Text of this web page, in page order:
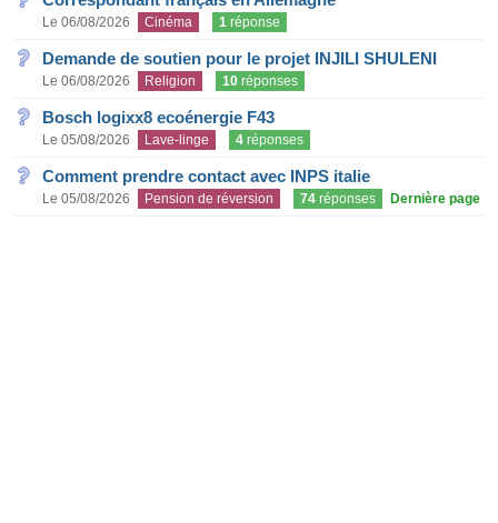
Le 06/08/2026 Cinéma 1 réponse
Demande de soutien pour le projet INJILI SHULENI
Le 06/08/2026 Religion 10 réponses
Bosch logixx8 ecoénergie F43
Le 05/08/2026 Lave-linge 4 réponses
Comment prendre contact avec INPS italie
Le 05/08/2026 Pension de réversion 74 réponses Dernière page